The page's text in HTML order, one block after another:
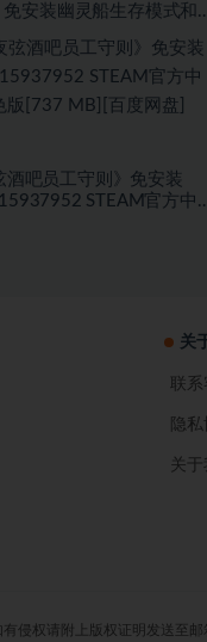
免安装幽灵船生存模式和
度网盘]
酒吧员工守则》免安装
STEAM官方中
关
联
隐
关于
权请附上版权证明发送至